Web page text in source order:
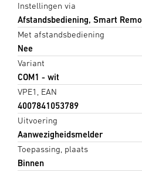
Instellingen via
Afstandsbediening, Smart
Met afstandsbediening
Nee
Variant
COM1 - wit
VPE1, EAN
4007841053789
Uitvoering
Aanwezigheidsmelder
Toepassing, plaats
Binnen